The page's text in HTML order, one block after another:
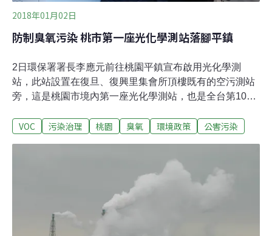
2018年01月02日
防制臭氧污染 桃市第一座光化學測站落腳平鎮
2日環保署署長李應元前往桃園平鎮宣布啟用光化學測
站，此站設置在復旦、復興里集會所頂樓既有的空污測站
旁，這是桃園市境內第一座光化學測站，也是全台第10座
狀況。李應元表示，桃園市工業發達，目前公民營合計有
生都有一定的VOCs排放，因此光化學測站選在桃園市中
處於下風處的平鎮設置，未來也將據監測結果，建立桃園
VOCs污染特徵，以制訂控制策略。此座光化學測站可以
偵測臭氧前驅物、光化學有機污染物共54種。環保署監資
處處長張順欽解釋，臭氧為VOCs、氮氧化物NOx等物
VOC 污染治理 桃園 臭氧 環境政策 公害污染